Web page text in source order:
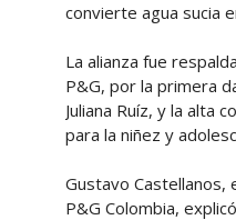
convierte agua sucia
La alianza fue
P&G, por la primera
Juliana Ruíz, y la alta
para la niñez y
Gustavo Castellanos,
P&G Colombia,